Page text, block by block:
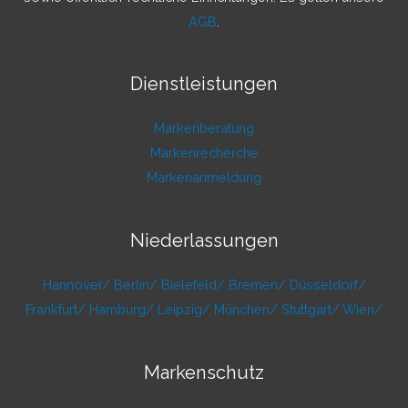
AGB
Dienstleistungen
Markenberatung
Markenrecherche
Markenanmeldung
Niederlassungen
Hannover/ Berlin/ Bielefeld/ Bremen/ Düsseldorf/
Frankfurt/ Hamburg/ Leipzig/ München/ Stuttgart/ Wien/
Markenschutz